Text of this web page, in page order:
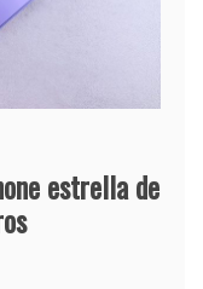
estrella de